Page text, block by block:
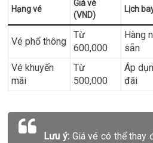
Hạng vé
Giá vé
(VND)
Lịch
Vé phổ thông
Từ
600,000
Hàng
sẵn
Vé khuyến
mãi
Từ
500,000
Áp
đãi
Lưu ý: Giá vé có thể thay